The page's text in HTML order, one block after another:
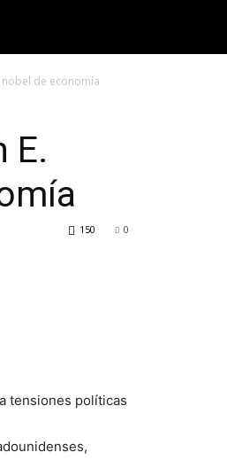
nobel de economía
E.
0
150
tensiones políticas